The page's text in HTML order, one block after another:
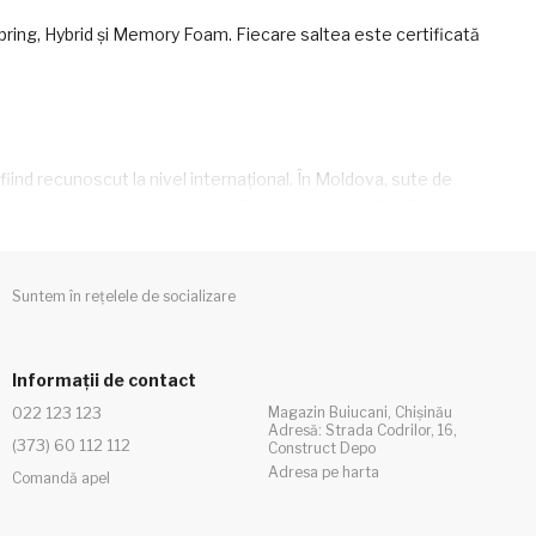
Hybrid și Memory Foam. Fiecare saltea este certificată
recunoscut la nivel internațional. În Moldova, sute de
corectă pe timpul nopții.
nu se resimt, garantând un somn liniștit.
standard cu înălțimi variate, adaptate pentru orice
Suntem în rețelele de socializare
Informații de contact
022 123 123
(373) 60 112 112
Comandă apel
Magazin Buiucani, Chișinău
Adresă: Strada Codrilor, 16,
Construct Depo
Adresa pe harta